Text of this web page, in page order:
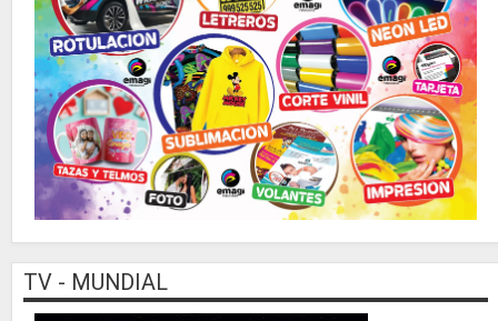
TV - MUNDIAL